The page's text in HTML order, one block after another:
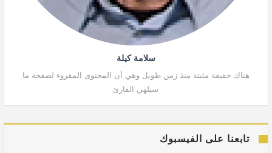
سلامة كيلة
هناك حقيقة مثبتة منذ زمن طويل وهي أن المحتوى المقروء لصفحة ما
سيلهي القارئ
تابعنا على الفيسبوك